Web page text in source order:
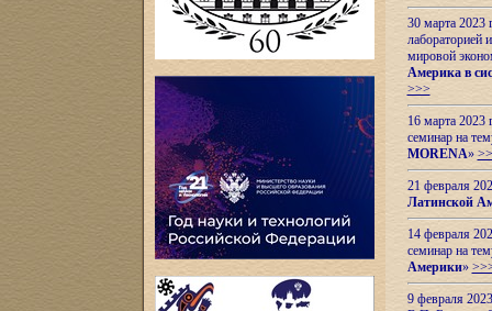
30 марта 2023
лабораторией
мировой
Америка в
>>>
16 марта 2023
семинар на
MORENA»
21 февраля
Латинской
14 февраля
семинар на
Америки»
9 февраля